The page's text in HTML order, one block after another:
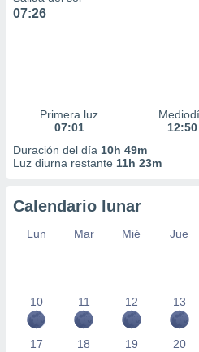
07:26
Primera luz
07:01
12:50
Duración del día 10h 49m
Luz diurna restante 11h 23m
Calendario lunar
Lun Mar Mié Jue
10 11 12 13
17 18 19 20